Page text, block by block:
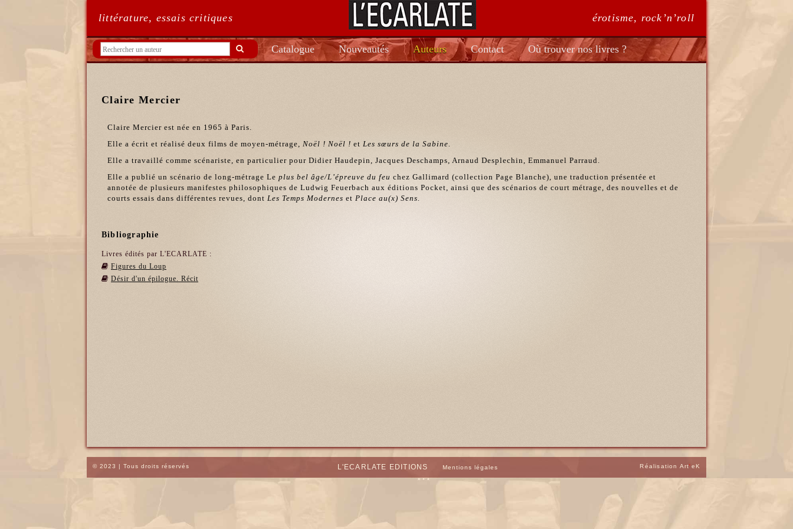
littérature, essais critiques érotisme, rock’n’roll
Catalogue Nouveautés Auteurs Contact Où trouver nos livres ?
Claire Mercier
Claire Mercier est née en 1965 à Paris.
Elle a écrit et réalisé deux films de moyen-métrage, Noël ! Noël ! et Les sœurs de la Sabine.
Elle a travaillé comme scénariste, en particulier pour Didier Haudepin, Jacques Deschamps, Arnaud Desplechin, Emmanuel Parraud.
Elle a publié un scénario de long-métrage Le plus bel âge/L’épreuve du feu chez Gallimard (collection Page Blanche), une traduction présentée et
annotée de plusieurs manifestes philosophiques de Ludwig Feuerbach aux éditions Pocket, ainsi que des scénarios de court métrage, des nouvelles et de
courts essais dans différentes revues, dont Les Temps Modernes et Place au(x) Sens.
Bibliographie
Livres édités par L'ECARLATE :
Figures du Loup
Désir d'un épilogue. Récit
© 2023 | Tous droits réservés L'ECARLATE EDITIONS Mentions légales Réalisation Art'eK